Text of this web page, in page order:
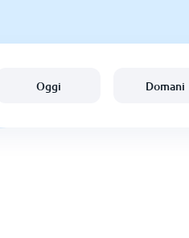
Oggi Domani